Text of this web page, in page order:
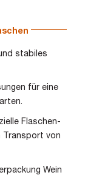
stabiles
für eine
Flaschen-
Transport von
Wein